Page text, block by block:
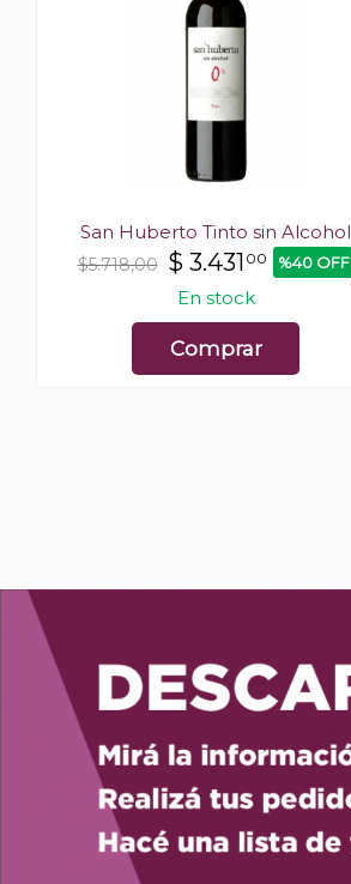
San Huberto Tinto sin Alcohol
$5.718,00 $ 3.431 00 %40 OFF
En stock
Comprar